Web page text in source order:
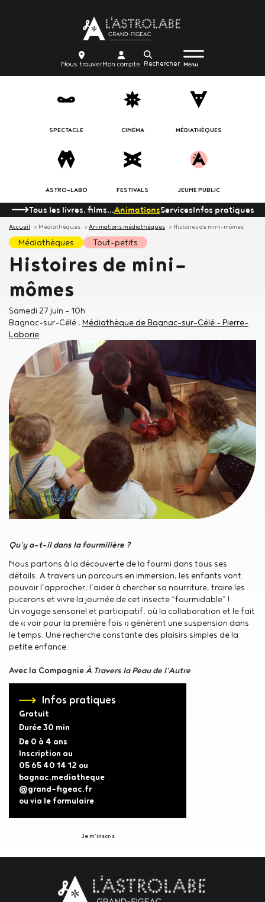
au
contenu
principal
Body
trouver
Nous trouvercompte
Mon compte
Recherche
Menu
burger
Body
icon_trigger
Menu
SPECTACLE CINÉMA MÉDIATHÈQUES
ASTRO-LABO FESTIVALS JEUNE PUBLIC
Tous les livres, films...AnimationsServicesInfos pratiques
Accueil Médiathèques Animations médiathèques Histoires de mini-mômes
médiathèques tout-petits
Histoires de mini-
mômes
Samedi 27 juin - 10h
Bagnac-sur-Célé Médiathèque de Bagnac-sur-Célé - Pierre-
Laborie
Qu'y a-t-il dans la fourmilière ?
Nous partons à la découverte de la fourmi dans tous ses
détails. A travers un parcours en immersion, les enfants vont
pouvoir l’approcher, l’aider à chercher sa nourriture, traire les
pucerons et vivre la journée de cet insecte “fourmidable” !
Un voyage sensoriel et participatif, où la collaboration et le fait
de « voir pour la première fois » génèrent une suspension dans
le temps. Une recherche constante des plaisirs simples de la
petite enfance.
Avec la CompagnieÀ Travers la Peau de l’Autre
Infos pratiques
Gratuit
Durée30 min
De 0 à 4 ans
Inscription au
05 65 40 14 12 ou
bagnac.mediatheque
@grand-figeac.fr
ou via le formulaire
Je m'inscris